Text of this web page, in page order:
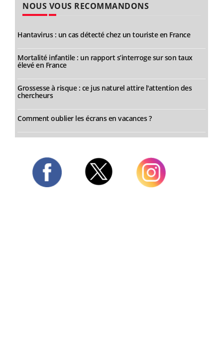
NOUS VOUS RECOMMANDONS
Hantavirus : un cas détecté chez un touriste en France
Mortalité infantile : un rapport s’interroge sur son taux
élevé en France
Grossesse à risque : ce jus naturel attire l'attention des
chercheurs
Comment oublier les écrans en vacances ?